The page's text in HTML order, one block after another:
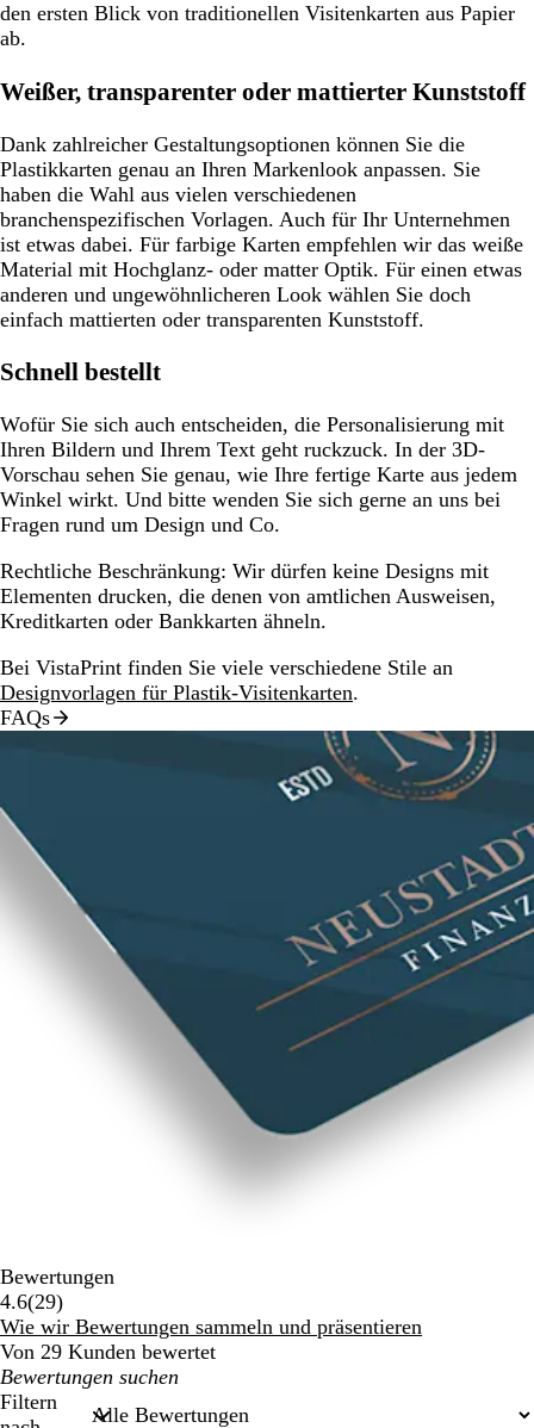
den ersten Blick von traditionellen Visitenkarten aus Papier
ab.
Weißer, transparenter oder mattierter Kunststoff
Dank zahlreicher Gestaltungsoptionen können Sie die
Plastikkarten genau an Ihren Markenlook anpassen. Sie
haben die Wahl aus vielen verschiedenen
branchenspezifischen Vorlagen. Auch für Ihr Unternehmen
ist etwas dabei. Für farbige Karten empfehlen wir das weiße
Material mit Hochglanz- oder matter Optik. Für einen etwas
anderen und ungewöhnlicheren Look wählen Sie doch
einfach mattierten oder transparenten Kunststoff.
Schnell bestellt
Wofür Sie sich auch entscheiden, die Personalisierung mit
Ihren Bildern und Ihrem Text geht ruckzuck. In der 3D-
Vorschau sehen Sie genau, wie Ihre fertige Karte aus jedem
Winkel wirkt. Und bitte wenden Sie sich gerne an uns bei
Fragen rund um Design und Co.
Rechtliche Beschränkung: Wir dürfen keine Designs mit
Elementen drucken, die denen von amtlichen Ausweisen,
Kreditkarten oder Bankkarten ähneln.
Bei VistaPrint finden Sie viele verschiedene Stile an
Designvorlagen für Plastik-Visitenkarten.
FAQs
Bewertungen
4.6(2929
Bewertungen
)
Wie wir Bewertungen sammeln und präsentieren
Von 29 Kunden bewertet
Meine
Sucheingaben
Filtern